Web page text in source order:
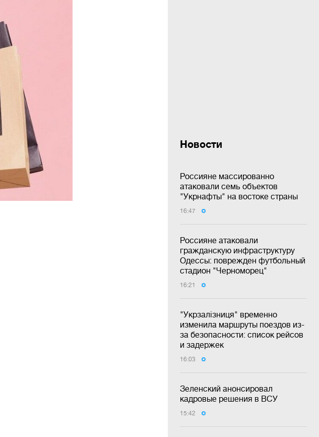
Новости
Россияне массированно
атаковали семь объектов
"Укрнафты" на востоке страны
16:47
Россияне атаковали
гражданскую инфраструктуру
Одессы: поврежден футбольный
стадион "Черноморец"
16:21
"Укрзалізниця" временно
изменила маршруты поездов из-
за безопасности: список рейсов
и задержек
16:03
Зеленский анонсировал
кадровые решения в ВСУ
15:42